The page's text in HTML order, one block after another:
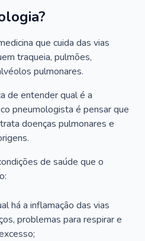
que cuida das vias
traqueia, pulmões,
pulmonares.
de entender qual é a
pneumologista é pensar que
doenças pulmonares e
de saúde que o
há a inflamação das vias
problemas para respirar e